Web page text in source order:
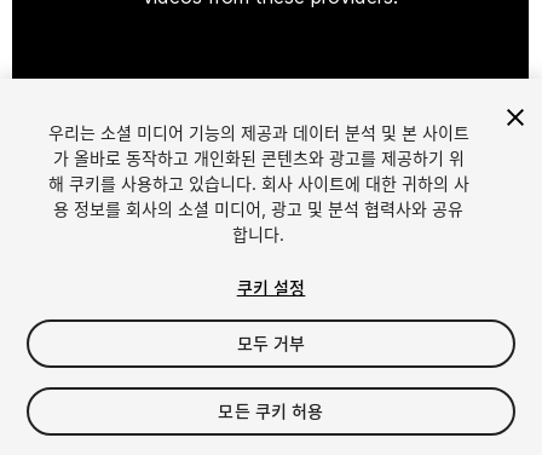
1/5
$5
세금/부가세는 결제 시 반영됩니다.
우리는 소셜 미디어 기능의 제공과 데이터 분석 및 본 사이트
가 올바로 동작하고 개인화된 콘텐츠와 광고를 제공하기 위
해 쿠키를 사용하고 있습니다. 회사 사이트에 대한 귀하의 사
용 정보를 회사의 소셜 미디어, 광고 및 분석 협력사와 공유
합니다.
쿠키 설정
모두 거부
모든 쿠키 허용